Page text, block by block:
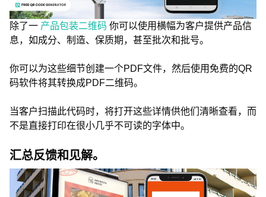
除了一 产品包装二维码 你可以使用横幅为客户提供产品信
息，如成分、制造、保质期，甚至批次和批号。
你可以为这些细节创建一个PDF文件，然后使用免费的QR
码软件将其转换成PDF二维码。
当客户扫描此代码时，将打开这些详情供他们清晰查看，而
不是直接打印在很小几乎不可读的字体中。
汇总反馈和见解。